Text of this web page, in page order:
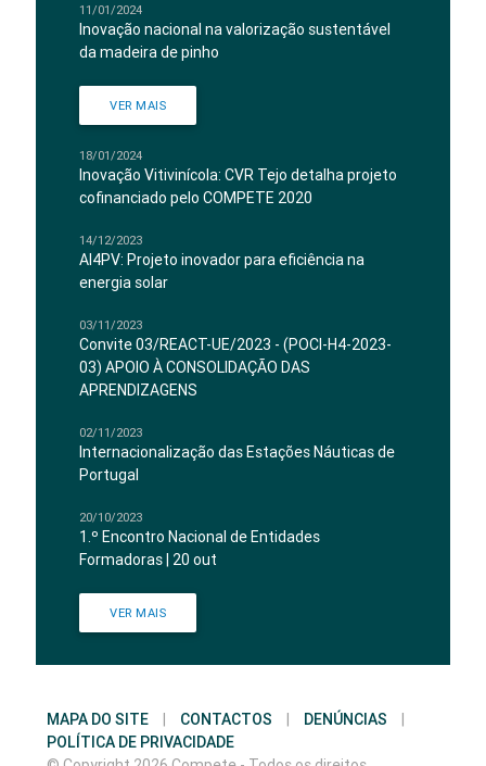
11/01/2024
Inovação nacional na valorização sustentável
da madeira de pinho
VER MAIS
18/01/2024
Inovação Vitivinícola: CVR Tejo detalha projeto
cofinanciado pelo COMPETE 2020
14/12/2023
AI4PV: Projeto inovador para eficiência na
energia solar
03/11/2023
Convite 03/REACT-UE/2023 - (POCI-H4-2023-
03) APOIO À CONSOLIDAÇÃO DAS
APRENDIZAGENS
02/11/2023
Internacionalização das Estações Náuticas de
Portugal
20/10/2023
1.º Encontro Nacional de Entidades
Formadoras | 20 out
VER MAIS
MAPA DO SITE | CONTACTOS | DENÚNCIAS
|
POLÍTICA DE PRIVACIDADE